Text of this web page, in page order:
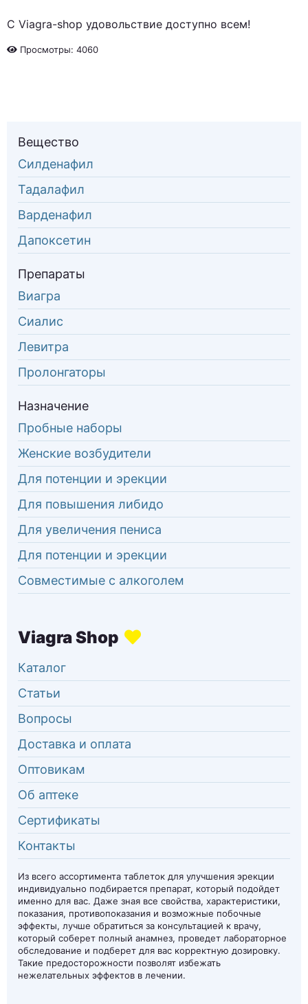
С Viagra-shop удовольствие доступно всем!
Просмотры: 4060
Вещество
Силденафил
Тадалафил
Варденафил
Дапоксетин
Препараты
Виагра
Сиалис
Левитра
Пролонгаторы
Назначение
Пробные наборы
Женские возбудители
Для потенции и эрекции
Для повышения либидо
Для увеличения пениса
Для потенции и эрекции
Совместимые с алкоголем
Каталог
Статьи
Вопросы
Доставка и оплата
Оптовикам
Об аптеке
Сертификаты
Контакты
Из всего ассортимента таблеток для улучшения эрекции
индивидуально подбирается препарат, который подойдет
именно для вас. Даже зная все свойства, характеристики,
показания, противопоказания и возможные побочные
эффекты, лучше обратиться за консультацией к врачу,
который соберет полный анамнез, проведет лабораторное
обследование и подберет для вас корректную дозировку.
Такие предосторожности позволят избежать
нежелательных эффектов в лечении.